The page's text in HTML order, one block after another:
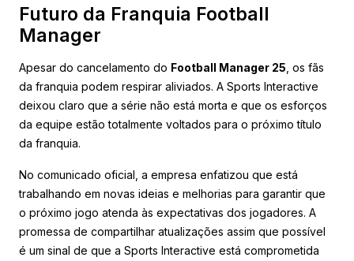
Futuro da Franquia Football
Manager
Apesar do cancelamento do Football Manager 25 , os fãs
da franquia podem respirar aliviados. A Sports Interactive
deixou claro que a série não está morta e que os esforços
da equipe estão totalmente voltados para o próximo título
da franquia.
No comunicado oficial, a empresa enfatizou que está
trabalhando em novas ideias e melhorias para garantir que
o próximo jogo atenda às expectativas dos jogadores. A
promessa de compartilhar atualizações assim que possível
é um sinal de que a Sports Interactive está comprometida